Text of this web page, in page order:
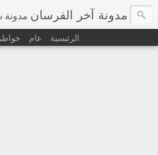
مدونة آخر الفرسان مدونة
الرئيسية عام خواطر